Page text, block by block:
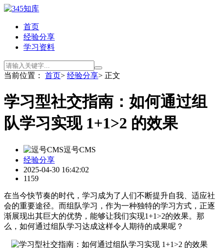
首页
经验分享
学习资料
当前位置： 首页> 经验分享> 正文
学习型社交指南：如何通过组
队学习实现 1+1>2 的效果
逗号CMS
经验分享
2025-04-30 16:42:02
1159
在当今快节奏的时代，学习成为了人们不断提升自我、适应社
会的重要途径。而组队学习，作为一种独特的学习方式，正逐
渐展现出其巨大的优势，能够让我们实现1+1>2的效果。那
么，如何通过组队学习达成这样令人期待的成果呢？